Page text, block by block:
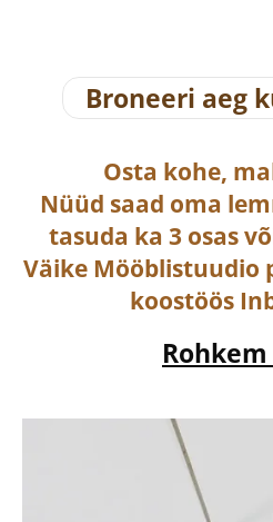
Broneeri aeg
Osta kohe,
Nüüd saad oma
tasuda ka 3 osas
Väike Mööblistuudio
koostöös